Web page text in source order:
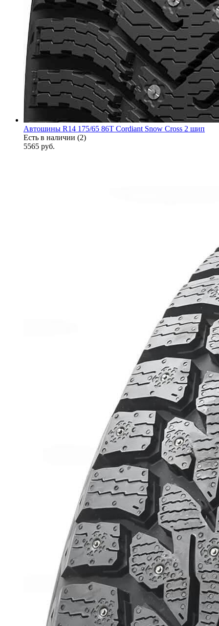
Автошины R14 175/65 86T Cordiant Snow Cross 2 шип
Есть в наличии (2)
5565 руб.